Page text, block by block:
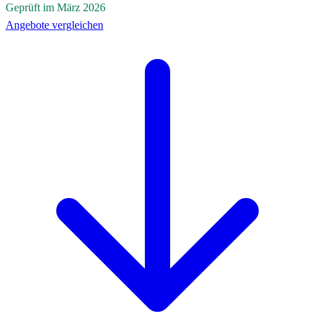
Geprüft im März 2026
Angebote vergleichen